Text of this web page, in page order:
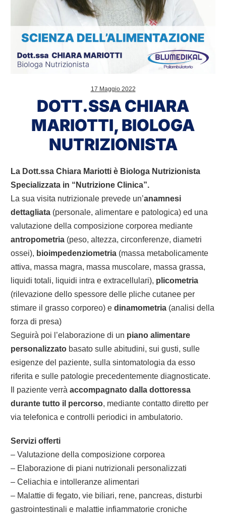
17 Maggio 2022
DOTT.SSA CHIARA
MARIOTTI, BIOLOGA
NUTRIZIONISTA
La Dott.ssa Chiara Mariotti è Biologa Nutrizionista
Specializzata in “Nutrizione Clinica”.
La sua visita nutrizionale prevede un’anamnesi
dettagliata (personale, alimentare e patologica) ed una
valutazione della composizione corporea mediante
antropometria (peso, altezza, circonferenze, diametri
ossei), bioimpedenziometria (massa metabolicamente
attiva, massa magra, massa muscolare, massa grassa,
liquidi totali, liquidi intra e extracellulari), plicometria
(rilevazione dello spessore delle pliche cutanee per
stimare il grasso corporeo) e dinamometria (analisi della
forza di presa)
Seguirà poi l’elaborazione di un piano alimentare
personalizzato basato sulle abitudini, sui gusti, sulle
esigenze del paziente, sulla sintomatologia da esso
riferita e sulle patologie precedentemente diagnosticate.
Il paziente verrà accompagnato dalla dottoressa
durante tutto il percorso, mediante contatto diretto per
via telefonica e controlli periodici in ambulatorio.
Servizi offerti
– Valutazione della composizione corporea
– Elaborazione di piani nutrizionali personalizzati
– Celiachia e intolleranze alimentari
– Malattie di fegato, vie biliari, rene, pancreas, disturbi
gastrointestinali e malattie infiammatorie croniche